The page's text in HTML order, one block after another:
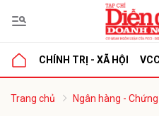
CHÍNH TRỊ - XÃ HỘI VCCI
Trang chủ Ngân hàng -
luận